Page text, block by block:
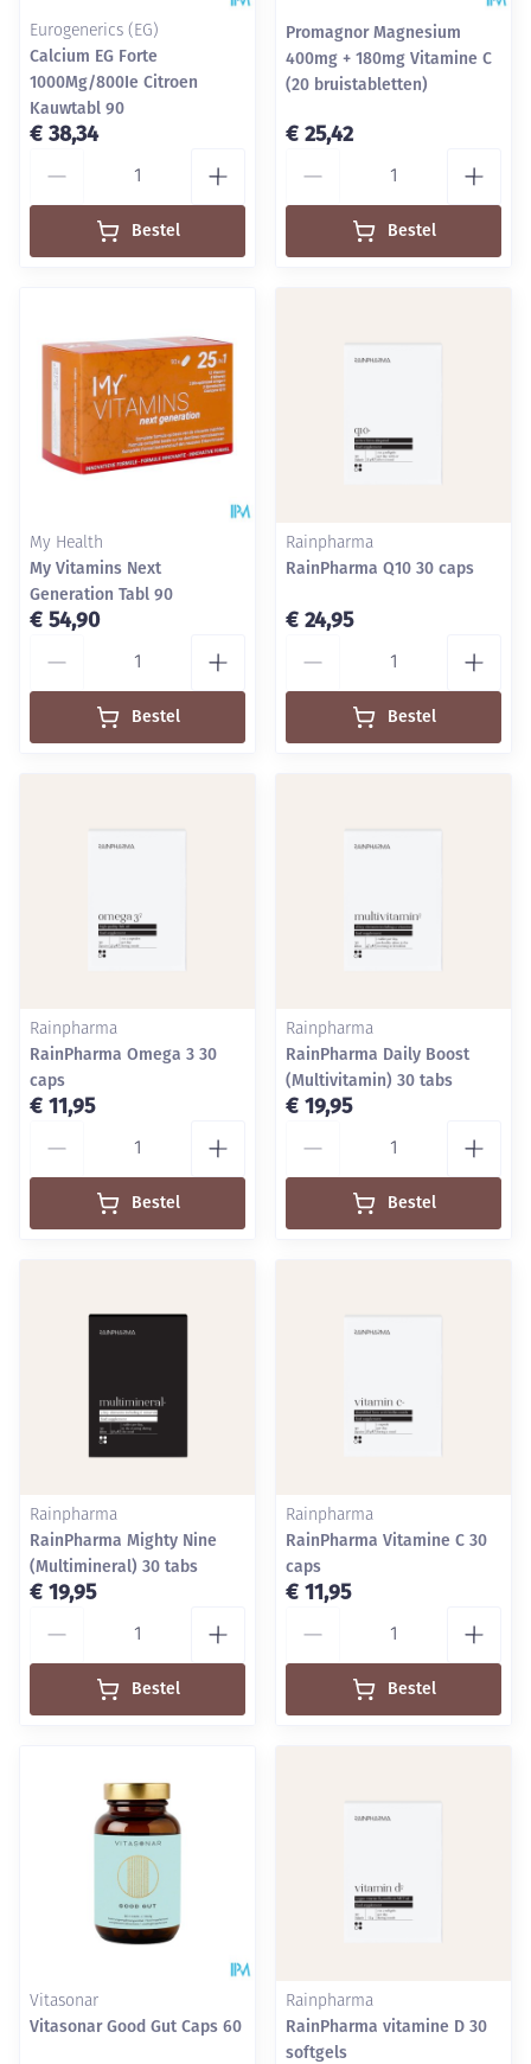
Eurogenerics (EG)
Calcium EG Forte
1000Mg/800Ie Citroen
Kauwtabl 90
€ 38,34
Bestel
Promagnor Magnesium
400mg + 180mg Vitamine C
(20 bruistabletten)
€ 25,42
Bestel
My Health
My Vitamins Next
Generation Tabl 90
€ 54,90
Bestel
Rainpharma
RainPharma Q10 30 caps
€ 24,95
Bestel
Rainpharma
RainPharma Omega 3 30
caps
€ 11,95
Bestel
Rainpharma
RainPharma Daily Boost
(Multivitamin) 30 tabs
€ 19,95
Bestel
Rainpharma
RainPharma Mighty Nine
(Multimineral) 30 tabs
€ 19,95
Bestel
Rainpharma
RainPharma Vitamine C 30
caps
€ 11,95
Bestel
Vitasonar
Vitasonar Good Gut Caps 60
Rainpharma
RainPharma vitamine D 30
softgels